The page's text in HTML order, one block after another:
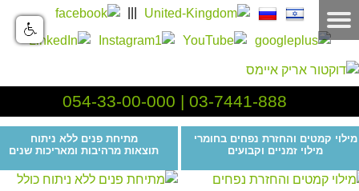
03-7441-888
|
054-33-00-000
מילוי קמטים והחזרת נפחים בחומרי
מילוי זמניים וקבועים
מתיחת פנים ללא ניתוח
תוצאות מרהיבות ומאריכות שנים